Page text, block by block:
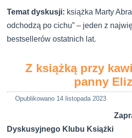
Temat dyskusji: książka Marty
odchodzą po cichu” – jeden z
bestsellerów ostatnich lat.
Z książką przy
panny
Opublikowano 14 listopada 2023
Dyskusyjnego Klubu Książki